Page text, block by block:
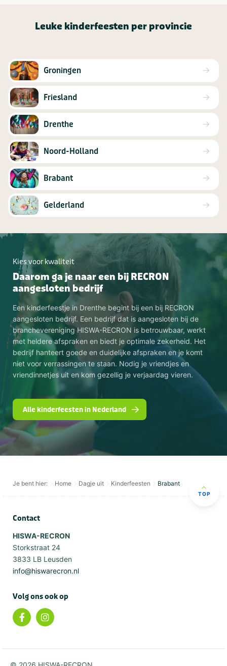
Leuke kinderfeesten per provincie
Groningen
Friesland
Drenthe
Noord-Holland
Brabant
Gelderland
Kies voor kwaliteit
Daarom ga je naar een bij RECRON
aangesloten bedrijf
Een kinderfeestje in Drenthe begint bij een bij RECRON
aangesloten bedrijf. Een bedrijf dat is aangesloten bij de
branchevereniging HISWA-RECRON is betrouwbaar, werkt
met heldere afspraken en biedt je optimale zekerheid. Het
bedrijf hanteert goede en duidelijke afspraken en je komt
niet voor verrassingen te staan. Nodig je vriendjes en
vriendinnetjes uit en kom gezellig je verjaardag vieren.
Alle kinderfeesten in Nederland
Je bent hier: Home Dagje uit Kinderfeesten Brabant
TOP
Contact
HISWA-RECRON
Storkstraat 24
3833 LB Leusden
info@hiswarecron.nl
Volg ons ook op